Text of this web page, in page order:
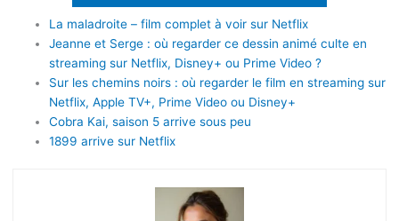
La maladroite – film complet à voir sur Netflix
Jeanne et Serge : où regarder ce dessin animé culte en
streaming sur Netflix, Disney+ ou Prime Video ?
Sur les chemins noirs : où regarder le film en streaming sur
Netflix, Apple TV+, Prime Video ou Disney+
Cobra Kai, saison 5 arrive sous peu
1899 arrive sur Netflix